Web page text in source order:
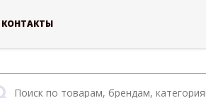
КОНТАКТЫ